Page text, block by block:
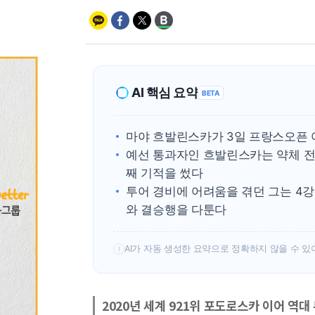
AI 핵심 요약 BETA
마야 흐발린스카가 3일 프랑스오픈
예선 통과자인 흐발린스카는 약체
째 기적을 썼다
투어 경비에 어려움을 겪던 그는 4
와 결승행을 다툰다
! AI가 자동 생성한 요약으로 정확하지 않을 수 있
2020년 세계 921위 포도로스카 이어 역대